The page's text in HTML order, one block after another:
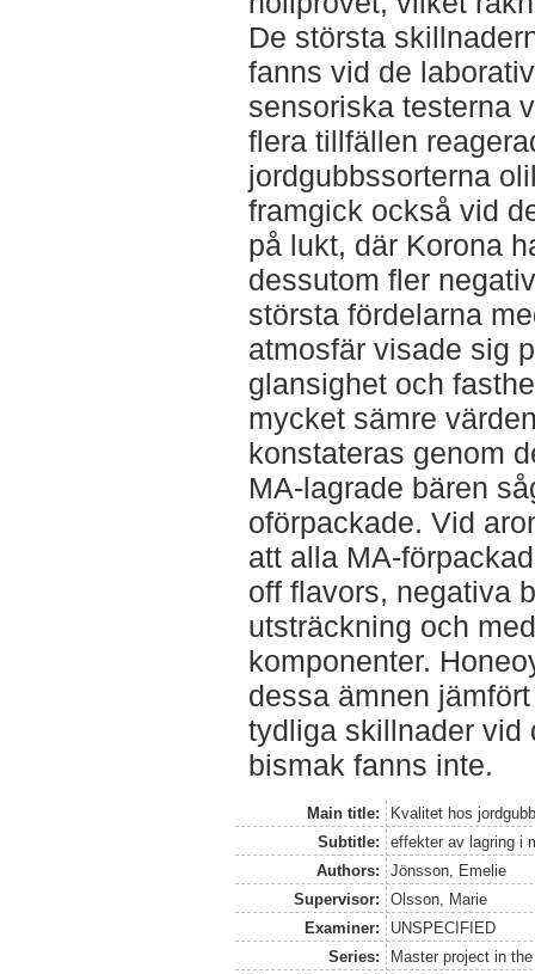
De största
fanns vid de
sensoriska testerna
flera tillfällen
jordgubbssorterna
framgick också vid
på lukt, där Korona
dessutom fler
största fördelarna
atmosfär visade sig
glansighet och
mycket sämre
konstateras genom
MA-lagrade bären
oförpackade. Vid
att alla MA-
off flavors, negativa
utsträckning och
komponenter.
dessa ämnen
tydliga skillnader vid
bismak fanns inte.
Main title:
Kvalitet hos
Subtitle:
effekter av lagring i
Authors:
Jönsson, Emelie
Supervisor:
Olsson, Marie
Examiner:
UNSPECIFIED
Series:
Master project in